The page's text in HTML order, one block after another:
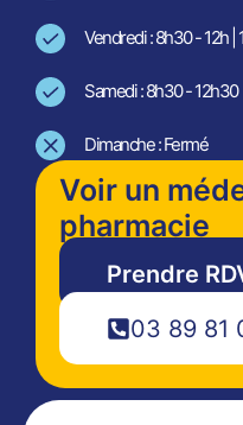
Vendredi : 8h30 - 12h |
Samedi : 8h30 - 12h30
Dimanche : Fermé
Voir un
pharmacie
Prendre
03 89 81